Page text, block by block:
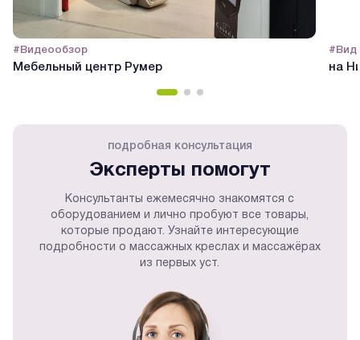
#Видеообзор
Мебельный центр Румер на
подробная консультация
Эксперты помогут
Консультанты ежемесячно знакомятся с
оборудованием и лично пробуют все товары,
которые продают. Узнайте интересующие
подробности о массажных креслах и массажёрах
из первых уст.